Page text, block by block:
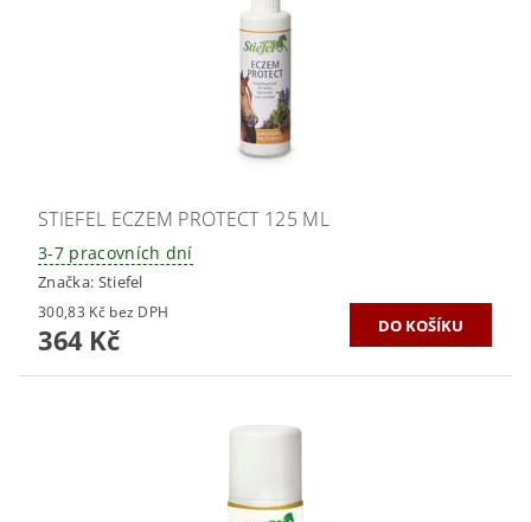
STIEFEL ECZEM PROTECT 125 ML
3-7 pracovních dní
Značka: Stiefel
300,83 Kč bez DPH
364 Kč